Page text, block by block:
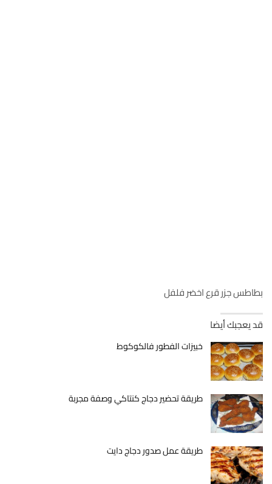
بطاطس جزر قرع اخضر فلفل
قد يعجبك أيضا
خبيزات الفطور فالكوكوط
طريقة تحضير دجاج كنتاكي وصفة مجربة
طريقة عمل صدور دجاج دايت